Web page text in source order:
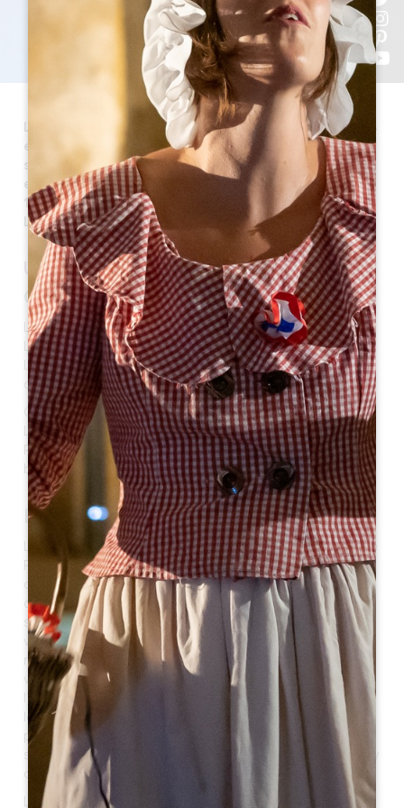
Lussac est une commune du Grand Saint-Émilionnais
et le chef-lieu du Canton de Nord-Libournais. Elle se
situe à 9 kilomètres de Saint-Émilion et sa superficie
est de 2343 ha. Aujourd’hui, la commune compte
1269 habitants, ils sont appelés les Lussacais et les
Lussacaises.
UN PEU D'HISTOIRE
Origine du nom
Lussac doit ses origines à un personnage gallo-romain,
Luccius, qui s’installe dans la région et y bâtit sa ville
Luccianus au milieu des vignes, dont le territoire
détermine les premières limites du village.
Certains peuvent voir une autre origine du nom de
Lussac, en la pierre des sacrifices, sur le tertre de
Picampeau, puisque le terme gaulois « lukus » signifiait «
bois sacré », c’est-à-dire lieu de rites religieux.
Historique
Lussac est dominé par le mégalithe gaulois du tertre de
Picampeau, où se déroulèrent des sacrifices avant l’ère
chrétienne. Quelques siècles plus tard, Lussac est
détruit par les invasions barbares. Il faut attendre le XIIe
siècle pour que les moines cisterciens remettent en
valeur la région, permettant notamment la
reconstruction de l’église. De nombreux domaines
viticoles s’installent alors à côté de la villa de Luccius et
l’Aquitaine anglaise permet de faire connaître les vins
locaux jusqu’en Angleterre. Lussac devient ainsi peu à
peu une commune très convoitée à partir du XVIIe
siècle notamment par les parlementaires bordelais qui y
construisent plusieurs châteaux.
La vie commerçante de Lussac participe également à